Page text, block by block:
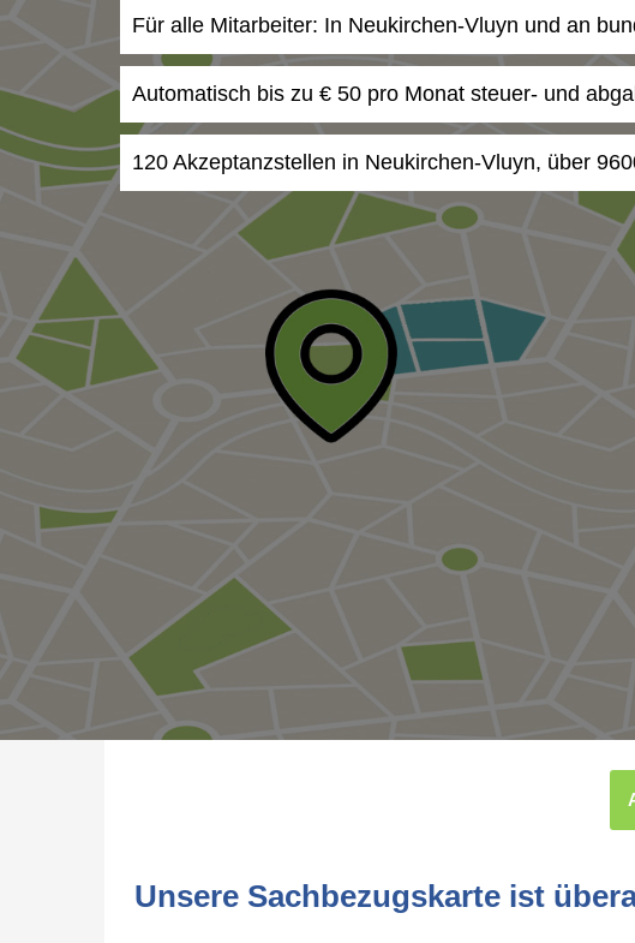
Für alle Mitarbeiter: In Neukirchen-Vluyn und an
Automatisch bis zu € 50 pro Monat steuer- und
120 Akzeptanzstellen in Neukirchen-Vluyn, über
Unsere Sachbezugskarte ist